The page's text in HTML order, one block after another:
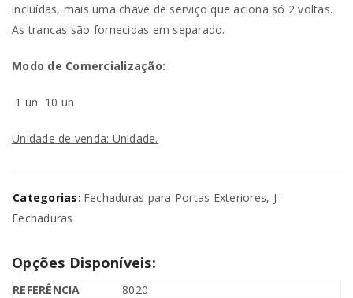
incluídas, mais uma chave de serviço que aciona só 2 voltas.
As trancas são fornecidas em separado.
Modo de Comercialização:
1 un 10 un
Unidade de venda: Unidade.
Categorias: Fechaduras para Portas Exteriores, J -
Fechaduras
Opções Disponíveis:
8020